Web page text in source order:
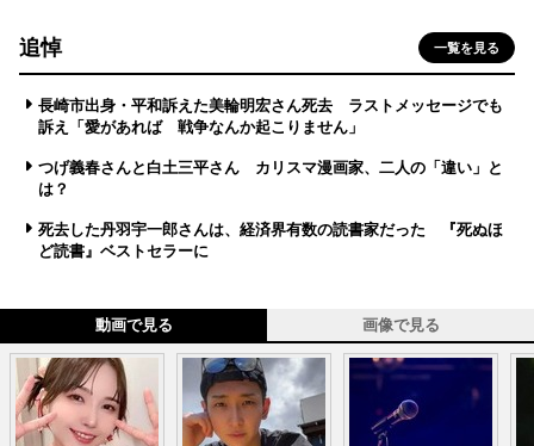
追悼 一覧を見る
長崎市出身・平和訴えた美輪明宏さん死去 ラストメッセージでも
訴え「愛があれば 戦争なんか起こりません」
つげ義春さんと白土三平さん カリスマ漫画家、二人の「違い」と
は？
死去した丹羽宇一郎さんは、経済界有数の読書家だった 『死ぬほ
ど読書』ベストセラーに
動画で見る 画像で見る